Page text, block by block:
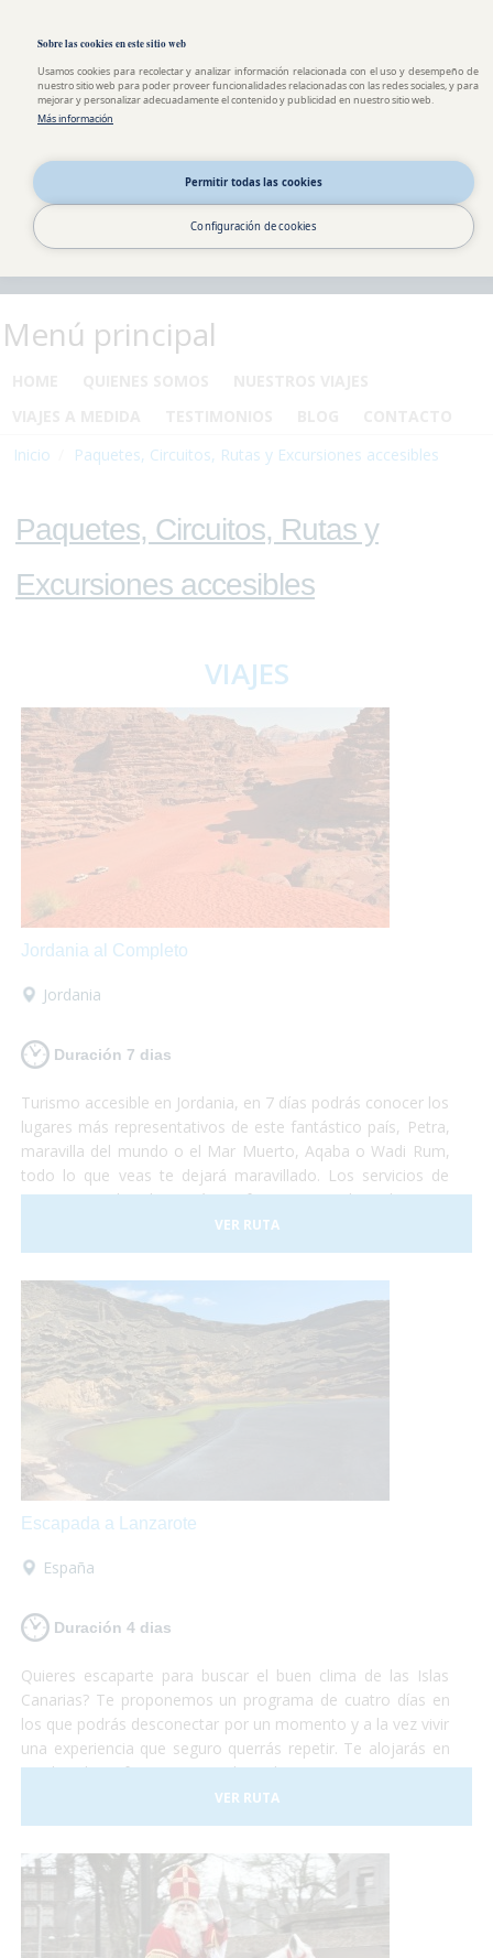
Sobre las cookies en este sitio web
Usamos cookies para recolectar y analizar información relacionada con el uso y desempeño de
nuestro sitio web para poder proveer funcionalidades relacionadas con las redes sociales, y para
mejorar y personalizar adecuadamente el contenido y publicidad en nuestro sitio web.
Más información
Permitir todas las cookies
Configuración de cookies
Menú principal
Inicio
Paquetes, Circuitos, Rutas y Excursiones accesibles
Paquetes, Circuitos, Rutas y
Excursiones accesibles
VIAJES
Jordania al Completo
Jordania
Duración 7 dias
Turismo accesible en Jordania, en 7 días podrás conocer los
lugares más representativos de este fantástico país, Petra,
maravilla del mundo o el Mar Muerto, Aqaba o Wadi Rum,
todo lo que veas te dejará maravillado. Los servicios de
transporte y hoteles están perfectamente adaptados para
personas con problemas de movilidad. Jordania te espera,
quieres visitarla?
VER RUTA
Escapada a Lanzarote
España
Duración 4 dias
Quieres escaparte para buscar el buen clima de las Islas
Canarias? Te proponemos un programa de cuatro días en
los que podrás desconectar por un momento y a la vez vivir
una experiencia que seguro querrás repetir. Te alojarás en
un hotel perfectamente adaptado para personas con
problemas de movilidad y desde allí podrás realizar
excursiones, paseos, ir a la playa o simplemente descansar
perder?
VER RUTA